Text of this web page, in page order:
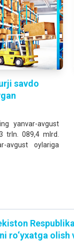
savdo
yanvar-avgust
trln. 089,4 mlrd.
avgust oylariga
ro‘yxatga olish